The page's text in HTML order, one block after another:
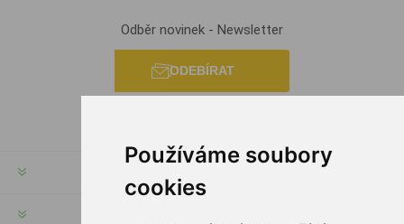
Používáme soubory
cookies
Odběr novinek - Newsletter
ODEBÍRAT